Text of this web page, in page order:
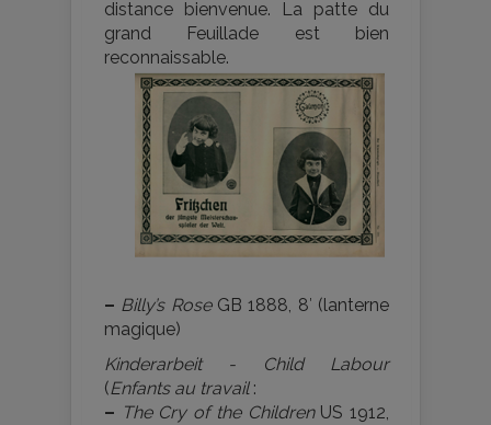
distance bienvenue. La patte du
grand Feuillade est bien
reconnaissable.
– Billy’s RoseGB 1888, 8′ (lanterne
magique)
Kinderarbeit - Child Labour
(Enfants au travail:
– The Cry of the ChildrenUS 1912,